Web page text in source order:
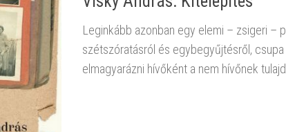
Leginkább azonban egy elemi – zsigeri –
szétszóratásról és egybegyűjtésről,
elmagyarázni hívőként a nem hívőnek